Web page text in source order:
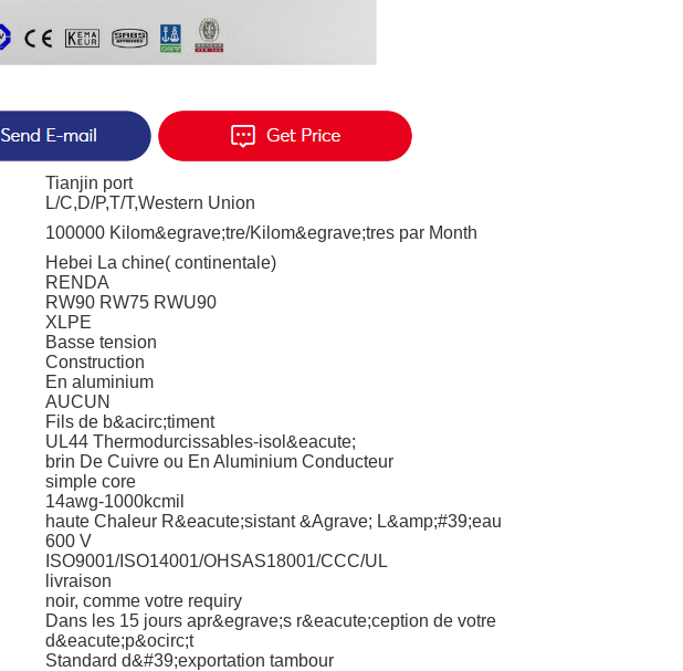
Tianjin port
L/C,D/P,T/T,Western Union
100000 Kilom&egrave;tre/Kilom&egrave;tres par Month
Hebei La chine( continentale)
RENDA
RW90 RW75 RWU90
XLPE
Basse tension
Construction
En aluminium
AUCUN
Fils de b&acirc;timent
UL44 Thermodurcissables-isol&eacute;
brin De Cuivre ou En Aluminium Conducteur
simple core
14awg-1000kcmil
haute Chaleur R&eacute;sistant &Agrave; L&amp;#39;eau
600 V
ISO9001/ISO14001/OHSAS18001/CCC/UL
livraison
noir, comme votre requiry
Dans les 15 jours apr&egrave;s r&eacute;ception de votre
d&eacute;p&ocirc;t
Standard d&#39;exportation tambour